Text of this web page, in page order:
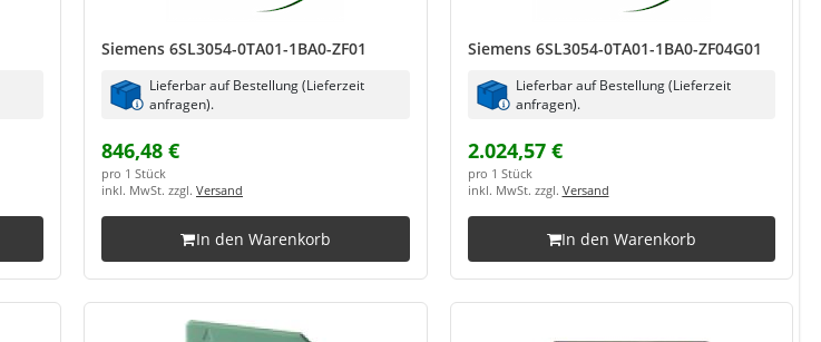
Siemens 6SL3054-0TA01-1BA0-ZF01
Lieferbar auf Bestellung (Lieferzeit
anfragen).
846,48 €
pro 1 Stück
inkl. MwSt. zzgl. Versand
In den Warenkorb
Siemens 6SL3054-0TA01-1BA0-ZF04G01
Lieferbar auf Bestellung (Lieferzeit
anfragen).
2.024,57 €
pro 1 Stück
inkl. MwSt. zzgl. Versand
In den Warenkorb